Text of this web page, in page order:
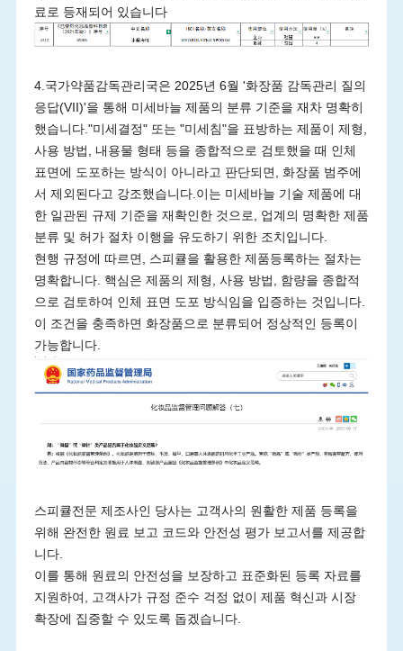
료로 등재되어 있습니다
4.국가약품감독관리국은 2025년 6월 '화장품 감독관리 질의
응답(VII)'을 통해 미세바늘 제품의 분류 기준을 재차 명확히
했습니다."미세결정" 또는 "미세침"을 표방하는 제품이 제형,
사용 방법, 내용물 형태 등을 종합적으로 검토했을 때 인체
표면에 도포하는 방식이 아니라고 판단되면, 화장품 범주에
서 제외된다고 강조했습니다.이는 미세바늘 기술 제품에 대
한 일관된 규제 기준을 재확인한 것으로, 업계의 명확한 제품
분류 및 허가 절차 이행을 유도하기 위한 조치입니다.
현행 규정에 따르면, 스피큘을 활용한 제품등록하는 절차는
명확합니다. 핵심은 제품의 제형, 사용 방법, 함량을 종합적
으로 검토하여 인체 표면 도포 방식임을 입증하는 것입니다.
이 조건을 충족하면 화장품으로 분류되어 정상적인 등록이
가능합니다.
스피큘전문 제조사인 당사는 고객사의 원활한 제품 등록을
위해 완전한 원료 보고 코드와 안전성 평가 보고서를 제공합
니다.
이를 통해 원료의 안전성을 보장하고 표준화된 등록 자료를
지원하여, 고객사가 규정 준수 걱정 없이 제품 혁신과 시장
확장에 집중할 수 있도록 돕겠습니다.